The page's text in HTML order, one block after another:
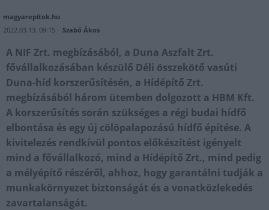
magyarepitok.hu
2022.03.13. 09:15 - Szabó Ákos
A NIF Zrt. megbízásából, a Duna Aszfalt Zrt.
fővállalkozásában készülő Déli összekötő vasúti
Duna-híd korszerűsítésén, a Hídépítő Zrt.
megbízásából három ütemben dolgozott a HBM Kft.
A korszerűsítés során szükséges a régi budai hídfő
elbontása és egy új cölöpalapozású hídfő építése. A
kivitelezés rendkívül pontos előkészítést igényelt
mind a fővállalkozó, mind a Hídépítő Zrt., mind pedig
a mélyépítő részéről, ahhoz, hogy garantálni tudják a
munkakörnyezet biztonságát és a vonatközlekedés
zavartalanságát.